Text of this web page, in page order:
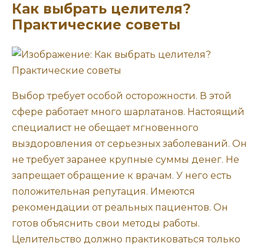
Как выбрать целителя?
Практические советы
Выбор требует особой осторожности. В этой
сфере работает много шарлатанов. Настоящий
специалист не обещает мгновенного
выздоровления от серьезных заболеваний. Он
не требует заранее крупные суммы денег. Не
запрещает обращение к врачам. У него есть
положительная репутация. Имеются
рекомендации от реальных пациентов. Он
готов объяснить свои методы работы.
Целительство должно практиковаться только